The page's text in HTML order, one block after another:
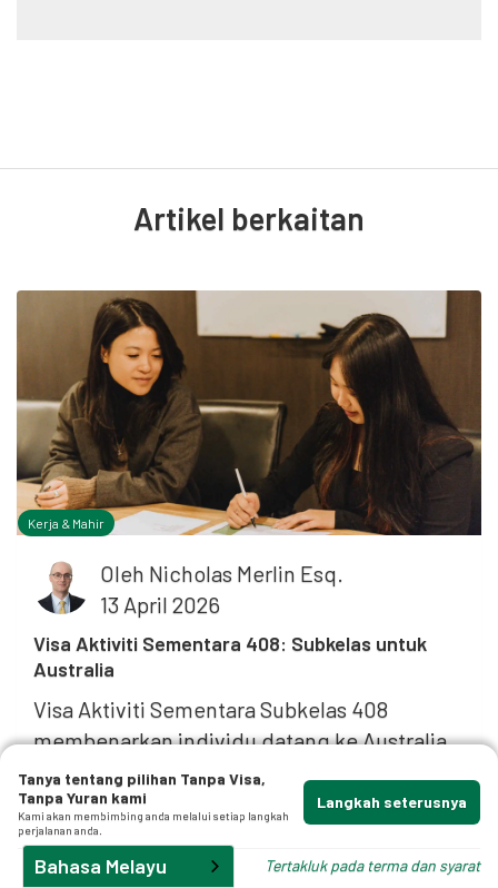
Artikel berkaitan
Kerja & Mahir
Oleh Nicholas Merlin Esq.
13 April 2026
Visa Aktiviti Sementara 408: Subkelas untuk
Australia
Visa Aktiviti Sementara Subkelas 408
membenarkan individu datang ke Australia
untuk pelbagai aktiviti jangka pendek,
berfaedah dari segi budaya, sosial atau
ekonomi.
Tanya tentang pilihan Tanpa Visa,
Tanpa Yuran kami
Kami akan membimbing anda melalui setiap langkah
perjalanan anda.
Langkah seterusnya
Tertakluk pada terma dan syarat
Bahasa Melayu